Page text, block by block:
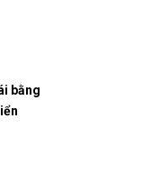
bằng